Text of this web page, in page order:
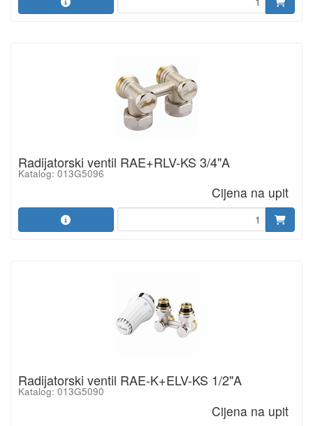
Radijatorski ventil RAE+RLV-KS 3/4"A
Katalog: 013G5096
Cijena na upit
Radijatorski ventil RAE-K+ELV-KS 1/2"A
Katalog: 013G5090
Cijena na upit